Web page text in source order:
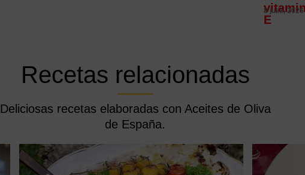
8 julio, 2026
Recetas relacionadas
Deliciosas recetas elaboradas con Aceites de Oliva
de España.